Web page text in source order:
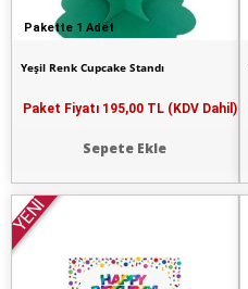
Pakette 1 Adet
Yeşil Renk Cupcake Standı
Paket Fiyatı 195,00 TL (KDV Dahil)
Sepete Ekle
YENİ